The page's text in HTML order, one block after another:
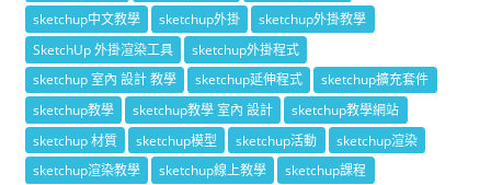
sketchup中文教學
sketchup外掛
sketchup外掛教學
SketchUp 外掛渲染工具
sketchup外掛程式
sketchup 室內 設計 教學
sketchup延伸程式
sketchup擴充套件
sketchup教學
sketchup教學 室內 設計
sketchup教學網站
sketchup 材質
sketchup模型 sketchup活動
sketchup渲染
sketchup渲染教學
sketchup線上教學
sketchup課程